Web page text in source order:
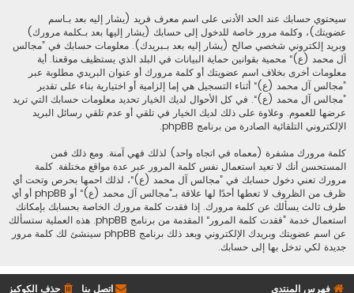
سيحتوي حسابك عند الحد الأدنى على اسم معرف فريد (يشار إليه بعد بـاسم
عضويتك)، وكلمة مرور خاصة للدخول إلى حسابك (يشار إليها بعد بـكلمة مرورك)
وبريد إلكتروني شخصي صالح (يشار إليه بعد بـبريدك). معلومات حسابك في ”مجالس
آل محمد (ع)“ محمية بقوانين حماية البيانات في البلد الذي يستظيف موقعنا. أية
معلومات أخرى بخلاف اسم عضويتك أو كلمة مرورك أو عنوان البريدي مطلوبة عبر
”مجالس آل محمد (ع)“ أثناء التسجيل هي إما إلزامية أو اختيارية بناء على تقدير
”مجالس آل محمد (ع)“. في كل الأحوال لديك الخيار تحديد معلومات حسابك التي تريد
عرضها للعموم. وعلاوة على ذلك لديك الخيار في تلقي أو عدم تلقي رسائل البريد
الإلكتروني التلقائية الصادرة من برنامج phpBB.
كلمة مرورك مشفرة (معماه في اتجاه واحد) لذلك فهي آمنة. ومع ذلك فمن
المستحسن أنك لا تعيد استعمال نفس كلمة المرور عبر عدة مواقع مختلفة. كلمة
مرورك تعني دخول حسابك في ”مجالس آل محمد (ع)“، لذلك احمها بحرص وتحت أي
ظرف من الظروف لا تعطها أحدًا لها علاقة بـ”مجالس آل محمد (ع)“ أو phpBB أو أي
طرف ثالث يسألك عن كلمة مرورك. إذا فقدت كلمة مرورك الخاصة بحسابك بإمكانك
استعمال خدمة ”فقدت كلمة المرور“ المقدمة من برنامج phpBB. هذه العملية ستسألك
عن اسم عضويتك وبريدك الإلكتروني وبعد ذلك برنامج phpBB سينشئ لك كلمة مرور
جديدة لكي تدخل بها إلى حسابك.
فهرس المنتدى حذف الكوكيز اتصل بنا